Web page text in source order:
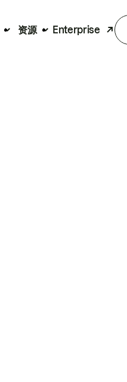
资源 Enterprise